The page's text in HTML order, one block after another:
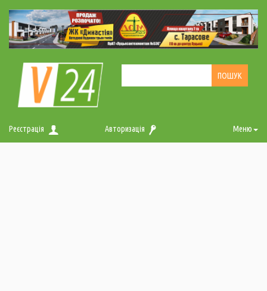
Реєстрація Авторизація Меню